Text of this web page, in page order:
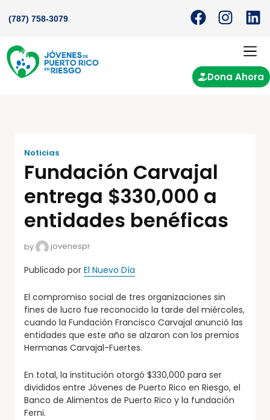
(787) 758-3079
Dona Ahora
Noticias
Fundación Carvajal
entrega $330,000 a
entidades benéficas
by jovenespr
Publicado por El Nuevo Día
El compromiso social de tres organizaciones sin
fines de lucro fue reconocido la tarde del miércoles,
cuando la Fundación Francisco Carvajal anunció las
entidades que este año se alzaron con los premios
Hermanas Carvajal-Fuertes.
En total, la institución otorgó $330,000 para ser
divididos entre Jóvenes de Puerto Rico en Riesgo, el
Banco de Alimentos de Puerto Rico y la fundación
Ferni.